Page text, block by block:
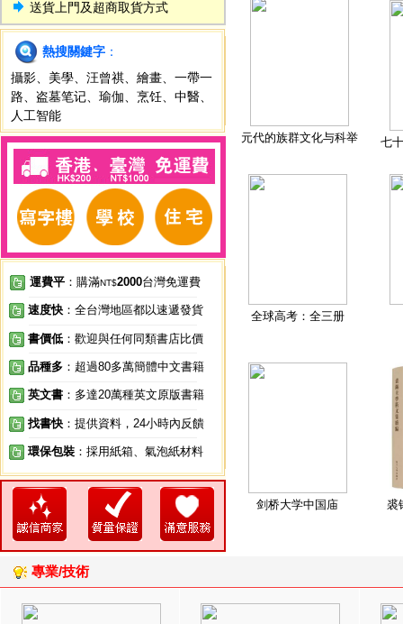
送貨上門及超商取貨方式
熱搜關鍵字 ：
攝影
美學 汪曾祺 繪畫
一帶一
路
盗墓笔记 瑜伽 烹饪 中醫
人工智能
運費平 ：購滿NT$2000台灣免運費
速度快 ：全台灣地區都以速遞發貨
書價低 ：歡迎與任何同類書店比價
品種多 ：超過80多萬簡體中文書籍
英文書 ：多達20萬種英文原版書籍
找書快 ：提供資料，24小時內反饋
環保包裝 ：採用紙箱、氣泡紙材料
元代的族群文化与科举 七
全球高考：全三册
剑桥大学中国庙 裘
專業/技術